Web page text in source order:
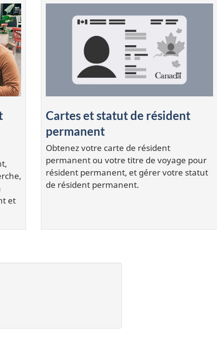
et
Cartes et statut de résident
permanent
Obtenez votre carte de résident
permanent ou votre titre de voyage pour
résident permanent, et gérer votre statut
de résident permanent.